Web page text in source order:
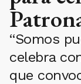
“Somos
celebra
que